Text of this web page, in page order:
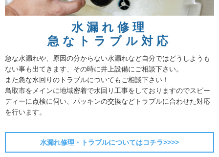
水漏れ修理
急なトラブル対応
急な水漏れや、原因の分からない水漏れなど自分ではどうしようも
ない事も出てきます、その時に井上設備にご相談下さい。
また急な水回りのトラブルについてもご相談下さい！
鳥取市をメインに地域密着で水回り工事をしておりますのでスピー
ディーに点検に伺い、パッキンの交換などトラブルに合わせた対応
を行います。
水漏れ修理・トラブルについてはコチラ>>>>